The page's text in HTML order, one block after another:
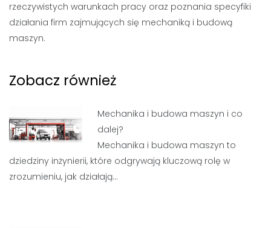
rzeczywistych warunkach pracy oraz poznania specyfiki
działania firm zajmujących się mechaniką i budową
maszyn.
Zobacz również
Mechanika i budowa maszyn i co
dalej?
Mechanika i budowa maszyn to
dziedziny inżynierii, które odgrywają kluczową rolę w
zrozumieniu, jak działają…